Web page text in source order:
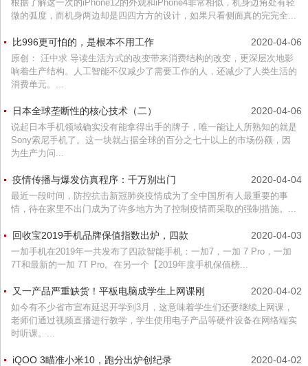
根据了解这一次的iPhone12的外观和iPhone4非常相似，机身边角处有轻
微的弧度，而机身两边却是四四方方的设计，如果只看侧面真的完完全...
2020-04-06
比996更可怕的，是根本不用工作
原创： 汪中求 导读生活方式的改变带来消费结构的改变，更深层次地影
响着生产结构。人工智能不仅减少了需要工作的人，还减少了人类生活的
消费单元。...
2020-04-06
日本全球垄断性的核心技术（二）
说起日本手机领域确实没有能拿得出手的牌子，唯一能让人所熟知的就是
Sony索尼手机了。这一块就占据全球的百分之七十以上的市场份额，因
为生产力问...
2020-04-04
疫情传播与爆发仿真程序：千万别出门
最近一段时间，防控抗击新冠肺炎疫情成为了全中国所有人最重要的事
情，待在家里不出门成为了许多地方为了控制疫情而采取的强制措施。...
2020-04-03
回收宝2019手机品牌保值指数出炉，四款
一加手机在2019年一共发布了四款智能手机：一加7，一加 7 Pro，一加
7T和最新的一加 7T Pro。在另一个【2019年度手机保值榜...
2020-04-02
又一产品严重缺货！平板电脑成学生上网课刚
如今有不少省市宣布延迟开学到3月，这意味着学生们还要继续上网课，
老师们通过视频直播进行教学，学生使用电子产品等硬件设备在网络端实
时听课。...
2020-04-02
iQOO 3瞄准小米10，跑分出炉创纪录